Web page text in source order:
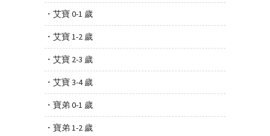
・艾寶 0-1 歲
・艾寶 1-2 歲
・艾寶 2-3 歲
・艾寶 3-4 歲
・寶弟 0-1 歲
・寶弟 1-2 歲